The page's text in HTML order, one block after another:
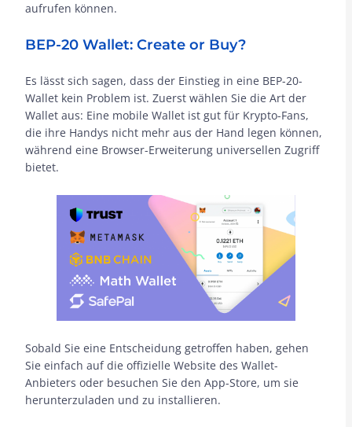
aufrufen können.
BEP-20 Wallet: Create or Buy?
Es lässt sich sagen, dass der Einstieg in eine BEP-20-
Wallet kein Problem ist. Zuerst wählen Sie die Art der
Wallet aus: Eine mobile Wallet ist gut für Krypto-Fans,
die ihre Handys nicht mehr aus der Hand legen können,
während eine Browser-Erweiterung universellen Zugriff
bietet.
Sobald Sie eine Entscheidung getroffen haben, gehen
Sie einfach auf die offizielle Website des Wallet-
Anbieters oder besuchen Sie den App-Store, um sie
herunterzuladen und zu installieren.